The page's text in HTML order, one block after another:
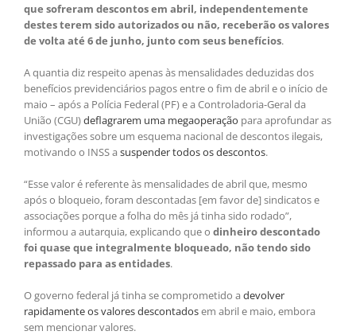
que sofreram descontos em abril, independentemente
destes terem sido autorizados ou não, receberão os valores
de volta até 6 de junho, junto com seus benefícios.
A quantia diz respeito apenas às mensalidades deduzidas dos
benefícios previdenciários pagos entre o fim de abril e o início de
maio – após a Polícia Federal (PF) e a Controladoria-Geral da
União (CGU)deflagrarem uma megaoperação para aprofundar as
investigações sobre um esquema nacional de descontos ilegais,
motivando o INSS a suspender todos os descontos.
“Esse valor é referente às mensalidades de abril que, mesmo
após o bloqueio, foram descontadas [em favor de] sindicatos e
associações porque a folha do mês já tinha sido rodado”,
informou a autarquia, explicando que o dinheiro descontado
foi quase que integralmente bloqueado, não tendo sido
repassado para as entidades.
O governo federal já tinha se comprometido a devolver
rapidamente os valores descontadosem abril e maio, embora
sem mencionar valores.